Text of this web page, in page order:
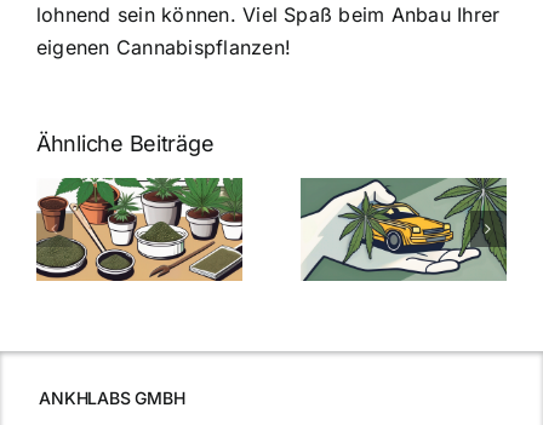
lohnend sein können. Viel Spaß beim Anbau Ihrer
eigenen Cannabispflanzen!
Ähnliche Beiträge
Neue THC-
Grenzwert-
Regelung:
Was Sie über
Cannabis und
müssen
Cannabis
Samen
kaufen: Alles
was Sie
ANKHLABS GMBH